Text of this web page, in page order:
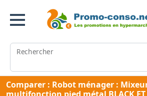
Rechercher
Comparer : Robot ménager :